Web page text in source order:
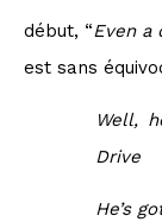
début, “Even a
est sans
Well,
Drive
He’s